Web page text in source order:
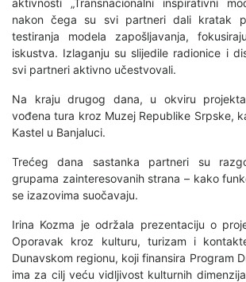
nakon čega su svi partneri dali kratak
testiranja modela zapošljavanja,
iskustva. Izlaganju su slijedile radionice i
svi partneri aktivno učestvovali.
Na kraju drugog dana, u okviru
vođena tura kroz Muzej Republike Srpske,
Kastel u Banjaluci.
Trećeg dana sastanka partneri su
grupama zainteresovanih strana – kako
se izazovima suočavaju.
Irina Kozma je održala prezentaciju o
Oporavak kroz kulturu, turizam i
Dunavskom regionu, koji finansira Program
ima za cilj veću vidljivost kulturnih